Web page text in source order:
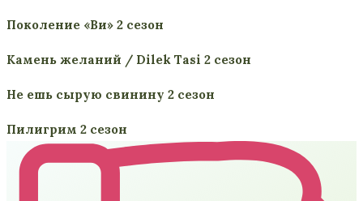
Поколение «Ви» 2 сезон
Камень желаний / Dilek Tasi 2 сезон
Не ешь сырую свинину 2 сезон
Пилигрим 2 сезон